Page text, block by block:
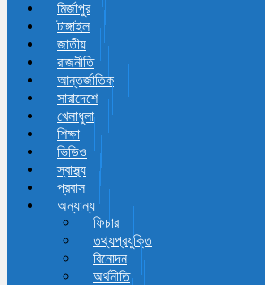
মির্জাপুর
টাঙ্গাইল
জাতীয়
রাজনীতি
আন্তর্জাতিক
সারাদেশে
খেলাধুলা
শিক্ষা
ভিডিও
স্বাস্থ্য
প্রবাস
অন্যান্য
ফিচার
তথ্যপ্রযুক্তি
বিনোদন
অর্থনীতি